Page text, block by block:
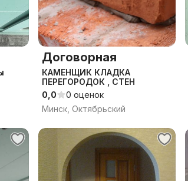
Договорная
КАМЕНЩИК КЛАДКА
ПЕРЕГОРОДОК , СТЕН
0,0
0 оценок
Минск, Октябрьский